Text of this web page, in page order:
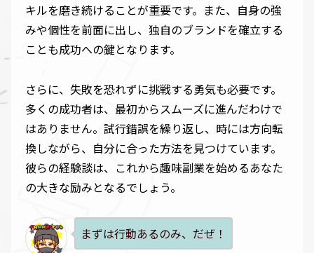
キルを磨き続けることが重要です。また、自身の強
みや個性を前面に出し、独自のブランドを確立する
ことも成功への鍵となります。
さらに、失敗を恐れずに挑戦する勇気も必要です。
多くの成功者は、最初からスムーズに進んだわけで
はありません。試行錯誤を繰り返し、時には方向転
換しながら、自分に合った方法を見つけています。
彼らの経験談は、これから趣味副業を始めるあなた
の大きな励みとなるでしょう。
まずは行動あるのみ、だぜ！